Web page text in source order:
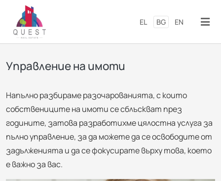
EL BG EN
Управление на имоти
Напълно разбираме разочарованията, с които
собствениците на имоти се сблъскват през
годините, затова разработихме цялостна услуга за
пълно управление, за да можете да се освободите от
задълженията и да се фокусирате върху това, което
е важно за вас.